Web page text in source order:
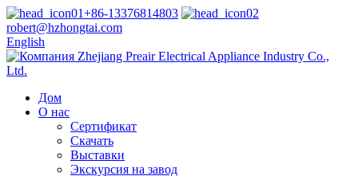
+86-13376814803
robert@hzhongtai.com
English
Дом
О нас
Сертификат
Скачать
Выставки
Экскурсия на завод